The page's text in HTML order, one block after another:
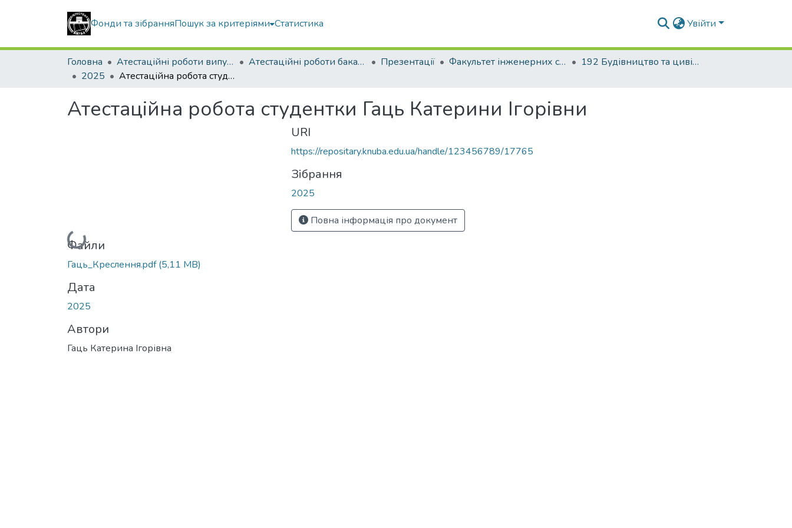
Фонди та зібранняПошук за критеріями Статистика Увійти
Головна Атестаційні роботи випускників Атестаційні роботи бакалаврів Презентації Факультет інженерних систем та екології
192 Будівництво та цивільна інженерія. Теплогазопостачання і вентиляція
2025
Атестаційна робота студентки Гаць Катерини Ігорівни
Атестаційна робота студентки Гаць Катерини Ігорівни
Вантажиться...
Файли
Гаць_Креслення.pdf(5,11 MB)
Дата
2025
Автори
Гаць Катерина Ігорівна
URI
https://repositary.knuba.edu.ua/handle/123456789/17765
Зібрання
2025
Повна інформація про документ